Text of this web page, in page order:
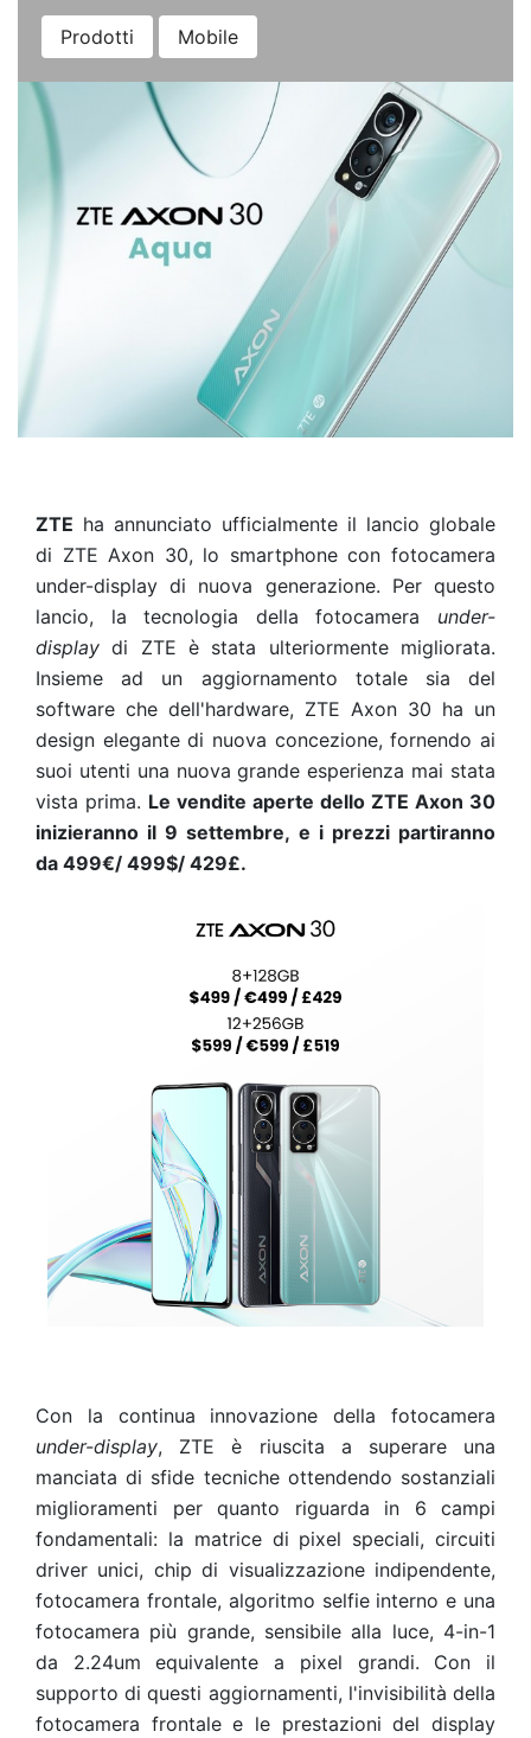
Prodotti Mobile
ZTE ha annunciato ufficialmente il lancio globale
di ZTE Axon 30, lo smartphone con fotocamera
under-display di nuova generazione. Per questo
lancio, la tecnologia della fotocamera under-
display di ZTE è stata ulteriormente migliorata.
Insieme ad un aggiornamento totale sia del
software che dell'hardware, ZTE Axon 30 ha un
design elegante di nuova concezione, fornendo ai
suoi utenti una nuova grande esperienza mai stata
vista prima. Le vendite aperte dello ZTE Axon 30
inizieranno il 9 settembre, e i prezzi partiranno
da 499€/ 499$/ 429£.
Con la continua innovazione della fotocamera
under-display, ZTE è riuscita a superare una
manciata di sfide tecniche ottendendo sostanziali
miglioramenti per quanto riguarda in 6 campi
fondamentali: la matrice di pixel speciali, circuiti
driver unici, chip di visualizzazione indipendente,
fotocamera frontale, algoritmo selfie interno e una
fotocamera più grande, sensibile alla luce, 4-in-1
da 2.24um equivalente a pixel grandi. Con il
supporto di questi aggiornamenti, l'invisibilità della
fotocamera frontale e le prestazioni del display